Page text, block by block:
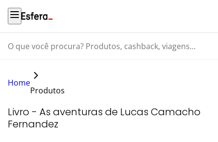
O que você procura? Produtos, cashback, viagens...
Home
Produtos
Livro - As aventuras de Lucas Camacho
Fernandez